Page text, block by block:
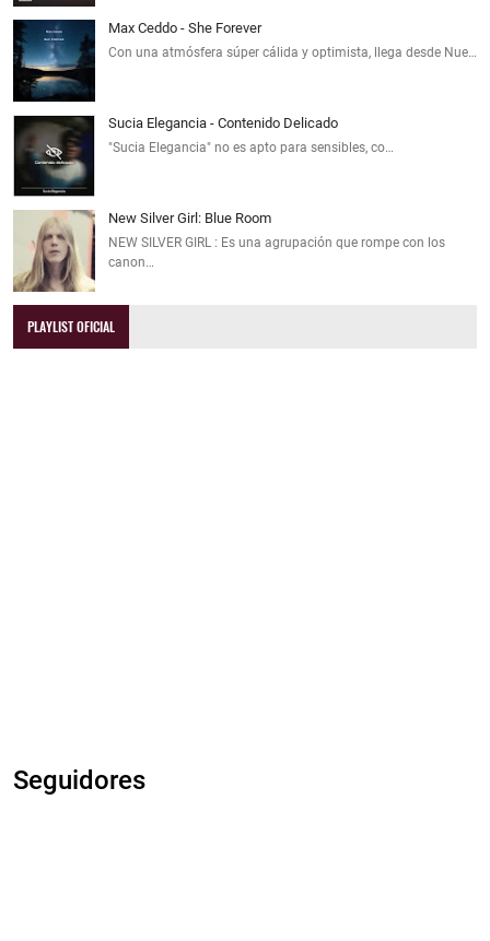
Max Ceddo - She Forever
Con una atmósfera súper cálida y optimista, llega desde Nue…
Sucia Elegancia - Contenido Delicado
"Sucia Elegancia" no es apto para sensibles, co…
New Silver Girl: Blue Room
NEW SILVER GIRL : Es una agrupación que rompe con los
canon…
PLAYLIST OFICIAL
Seguidores